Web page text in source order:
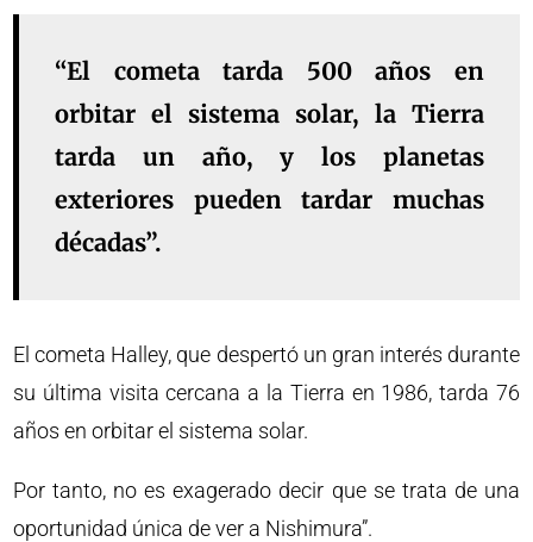
“El cometa tarda 500 años en
orbitar el sistema solar, la Tierra
tarda un año, y los planetas
exteriores pueden tardar muchas
décadas”.
El cometa Halley, que despertó un gran interés durante
su última visita cercana a la Tierra en 1986, tarda 76
años en orbitar el sistema solar.
Por tanto, no es exagerado decir que se trata de una
oportunidad única de ver a Nishimura”.